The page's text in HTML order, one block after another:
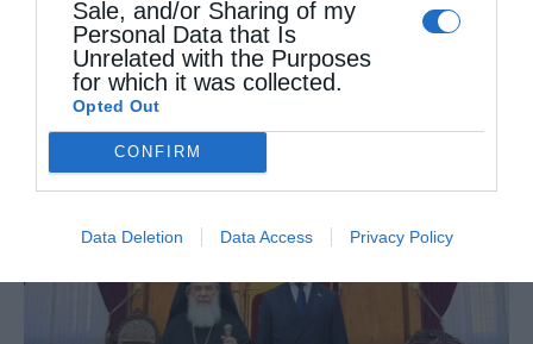
Sale, and/or Sharing of my
Personal Data that Is
Unrelated with the Purposes
for which it was collected.
Opted Out
CONFIRM
Data Deletion Data Access Privacy Policy
Η Εορτή της Αγίας Άννης στα Ιεροσόλυμα